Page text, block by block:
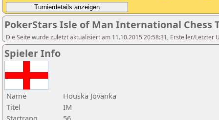
PokerStars Isle of Man International Chess
Die Seite wurde zuletzt aktualisiert am 11.10.2015 20:58:31, Ersteller/Letzter
Spieler Info
Name
Houska Jovanka
Titel
IM
Startrang
56